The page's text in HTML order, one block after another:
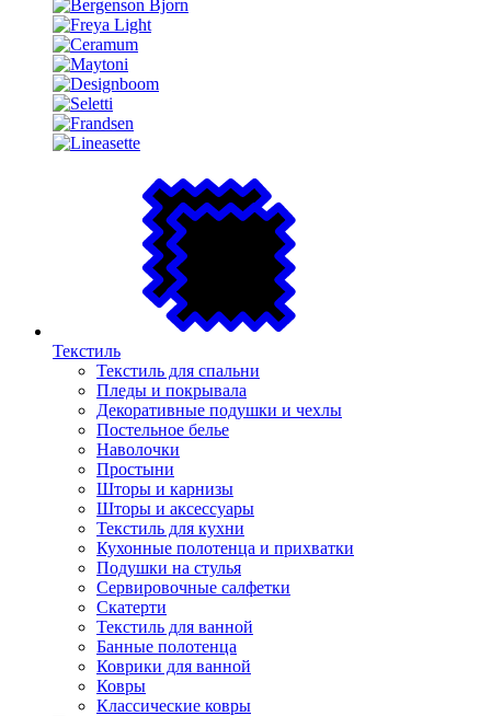
Текстиль
Текстиль для спальни
Пледы и покрывала
Декоративные подушки и чехлы
Постельное белье
Наволочки
Простыни
Шторы и карнизы
Шторы и аксессуары
Текстиль для кухни
Кухонные полотенца и прихватки
Подушки на стулья
Сервировочные салфетки
Скатерти
Текстиль для ванной
Банные полотенца
Коврики для ванной
Ковры
Классические ковры